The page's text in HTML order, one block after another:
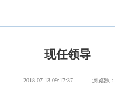
现任领导
2018-07-13 09:17:37 浏览数：